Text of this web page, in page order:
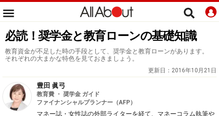
必読！奨学金と教育ローンの基礎知識
教育資金が不足した時の手段として、奨学金と教育ローンがあります。
それぞれの大まかな特色を見ておきましょう。
更新日： 2016年10月21日
豊田 眞弓
教育費 ・ 奨学金 ガイド
ファイナンシャルプランナー（AFP）
マネー誌・女性誌の外部ライターを経て、マネーコラム執筆や